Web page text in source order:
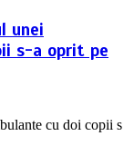
unei
s-a oprit pe